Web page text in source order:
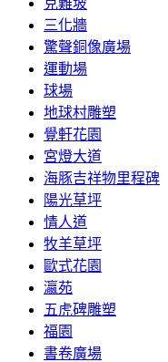
克難坡
三化牆
驚聲銅像廣場
運動場
球場
地球村雕塑
覺軒花園
宮燈大道
海豚吉祥物里程碑
陽光草坪
情人道
牧羊草坪
歐式花園
瀛苑
五虎碑雕塑
福園
書卷廣場